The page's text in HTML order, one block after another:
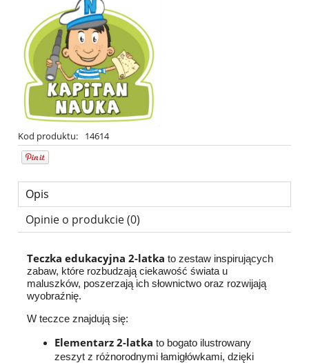
Kod produktu: 14614
Opis
Opinie o produkcie (0)
Teczka edukacyjna 2-latka to zestaw inspirujących
zabaw, które rozbudzają ciekawość świata u
maluszków, poszerzają ich słownictwo oraz rozwijają
wyobraźnię.
W teczce znajdują się:
Elementarz 2-latka to bogato ilustrowany
zeszyt z różnorodnymi łamigłówkami, dzięki